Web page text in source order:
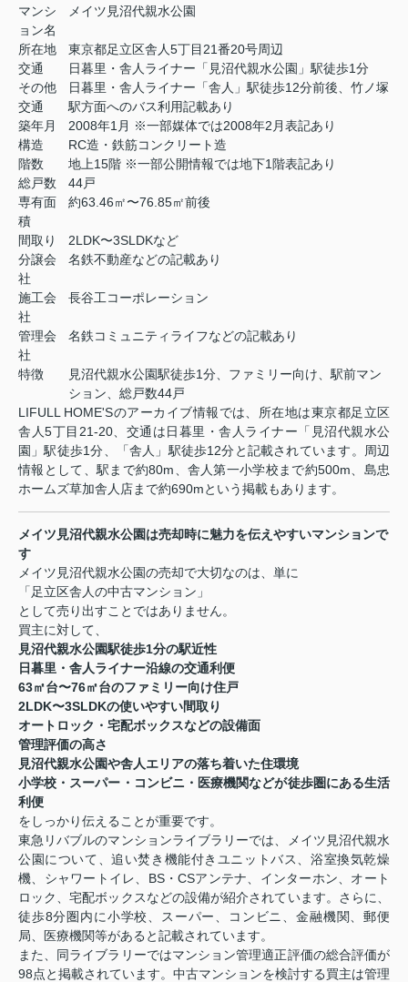
マンシ
ョン名
メイツ見沼代親水公園
所在地
東京都足立区舎人5丁目21番20号周辺
交通
日暮里・舎人ライナー「見沼代親水公園」駅徒歩1分
その他
交通
日暮里・舎人ライナー「舎人」駅徒歩12分前後、竹ノ塚
駅方面へのバス利用記載あり
築年月
2008年1月 ※一部媒体では2008年2月表記あり
構造
RC造・鉄筋コンクリート造
階数
地上15階 ※一部公開情報では地下1階表記あり
総戸数
44戸
専有面
積
約63.46㎡〜76.85㎡前後
間取り
2LDK〜3SLDKなど
分譲会
社
名鉄不動産などの記載あり
施工会
社
長谷工コーポレーション
管理会
社
名鉄コミュニティライフなどの記載あり
特徴
見沼代親水公園駅徒歩1分、ファミリー向け、駅前マン
ション、総戸数44戸
LIFULL HOME'Sのアーカイブ情報では、所在地は東京都足立区
舎人5丁目21-20、交通は日暮里・舎人ライナー「見沼代親水公
園」駅徒歩1分、「舎人」駅徒歩12分と記載されています。周辺
情報として、駅まで約80m、舎人第一小学校まで約500m、島忠
ホームズ草加舎人店まで約690mという掲載もあります。
メイツ見沼代親水公園は売却時に魅力を伝えやすいマンションで
す
メイツ見沼代親水公園の売却で大切なのは、単に
「足立区舎人の中古マンション」
として売り出すことではありません。
買主に対して、
見沼代親水公園駅徒歩1分の駅近性
日暮里・舎人ライナー沿線の交通利便
63㎡台〜76㎡台のファミリー向け住戸
2LDK〜3SLDKの使いやすい間取り
オートロック・宅配ボックスなどの設備面
管理評価の高さ
見沼代親水公園や舎人エリアの落ち着いた住環境
小学校・スーパー・コンビニ・医療機関などが徒歩圏にある生活
利便
をしっかり伝えることが重要です。
東急リバブルのマンションライブラリーでは、メイツ見沼代親水
公園について、追い焚き機能付きユニットバス、浴室換気乾燥
機、シャワートイレ、BS・CSアンテナ、インターホン、オート
ロック、宅配ボックスなどの設備が紹介されています。さらに、
徒歩8分圏内に小学校、スーパー、コンビニ、金融機関、郵便
局、医療機関等があると記載されています。
また、同ライブラリーではマンション管理適正評価の総合評価が
98点と掲載されています。中古マンションを検討する買主は管理